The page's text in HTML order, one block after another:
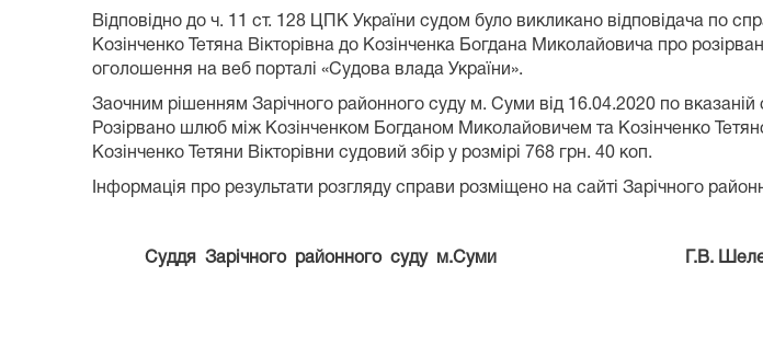
Відповідно до ч. 11 ст. 128 ЦПК України судом було викликано відповідача
Козінченко Тетяна Вікторівна до Козінченка Богдана Миколайовича про
оголошення на веб порталі «Судова влада України».
Заочним рішенням Зарічного районного суду м. Суми від 16.04.2020 по вказаній
Розірвано шлюб між Козінченком Богданом Миколайовичем та Козінченко
Козінченко Тетяни Вікторівни судовий збір у розмірі 768 грн. 40 коп.
Інформація про результати розгляду справи розміщено на сайті Зарічного
Суддя Зарічного районного суду м.Суми Г.В.